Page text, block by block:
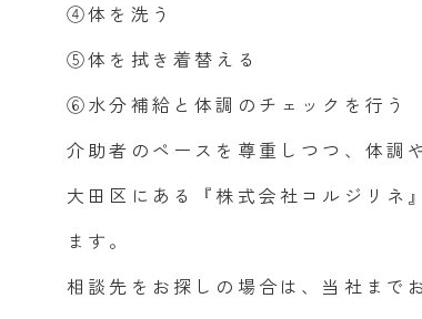
④体を洗う
⑤体を拭き着替える
⑥水分補給と体調のチェックを行う
介助者のペースを尊重しつつ、体調
大田区にある『株式会社コルジリネ
ます。
相談先をお探しの場合は、当社まで